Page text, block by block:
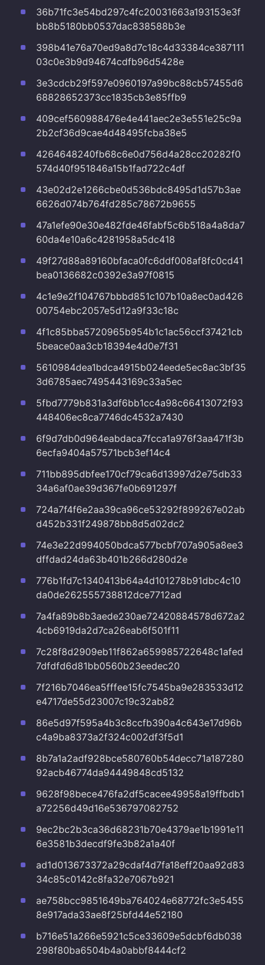
36b71fc3e54bd297c4fc20031663a193153e3f
bb8b5180bb0537dac838588b3e
398b41e76a70ed9a8d7c18c4d33384ce387111
03c0e3b9d94674cdfb96d5428e
3e3cdcb29f597e0960197a99bc88cb57455d6
68828652373cc1835cb3e85ffb9
409cef560988476e4e441aec2e3e551e25c9a
2b2cf36d9cae4d48495fcba38e5
4264648240fb68c6e0d756d4a28cc20282f0
574d40f951846a15b1fad722c4df
43e02d2e1266cbe0d536bdc8495d1d57b3ae
6626d074b764fd285c78672b9655
47a1efe90e30e482fde46fabf5c6b518a4a8da7
60da4e10a6c4281958a5dc418
49f27d88a89160bfaca0fc6ddf008af8fc0cd41
bea0136682c0392e3a97f0815
4c1e9e2f104767bbbd851c107b10a8ec0ad426
00754ebc2057e5d12a9f33c18c
4f1c85bba5720965b954b1c1ac56ccf37421cb
5beace0aa3cb18394e4d0e7f31
5610984dea1bdca4915b024eede5ec8ac3bf35
3d6785aec7495443169c33a5ec
5fbd7779b831a3df6bb1cc4a98c66413072f93
448406ec8ca7746dc4532a7430
6f9d7db0d964eabdaca7fcca1a976f3aa471f3b
6ecfa9404a57571bcb3ef14c4
711bb895dbfee170cf79ca6d13997d2e75db33
34a6af0ae39d367fe0b691297f
724a7f4f6e2aa39ca96ce53292f899267e02ab
d452b331f249878bb8d5d02dc2
74e3e22d994050bdca577bcbf707a905a8ee3
dffdad24da63b401b266d280d2e
776b1fd7c1340413b64a4d101278b91dbc4c10
da0de262555738812dce7712ad
7a4fa89b8b3aede230ae72420884578d672a2
4cb6919da2d7ca26eab6f501f11
7c28f8d2909eb11f862a659985722648c1afed
7dfdfd6d81bb0560b23eedec20
7f216b7046ea5fffee15fc7545ba9e283533d12
e4717de55d23007c19c32ab82
86e5d97f595a4b3c8ccfb390a4c643e17d96b
c4a9ba8373a2f324c002df3f5d1
8b7a1a2adf928bce580760b54decc71a187280
92acb46774da94449848cd5132
9628f98bece476fa2df5cacee49958a19ffbdb1
a72256d49d16e536797082752
9ec2bc2b3ca36d68231b70e4379ae1b1991e11
6e3581b3decdf9fe3b82a1a40f
ad1d013673372a29cdaf4d7fa18eff20aa92d83
34c85c0142c8fa32e7067b921
ae758bcc9851649ba764024e68772fc3e5455
8e917ada33ae8f25bfd44e52180
b716e51a266e5921c5ce33609e5dcbf6db038
298f80ba6504b4a0abbf8444cf2